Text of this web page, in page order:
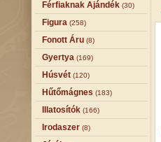
Férfiaknak Ajándék (30)
Figura (258)
Fonott Áru (8)
Gyertya (169)
Húsvét (120)
Hűtőmágnes (183)
Illatosítók (166)
Irodaszer (8)